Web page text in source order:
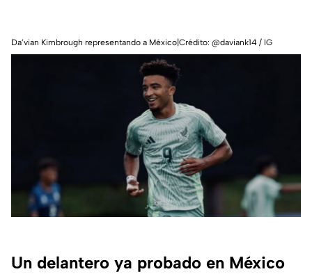
Da’vian Kimbrough representando a México|Crédito: @daviank14 / IG
Un delantero ya probado en México